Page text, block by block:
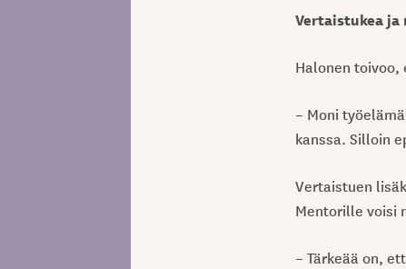
Vertaistukea
Halonen
– Moni
kanssa. Silloin
Vertaistuen
Mentorille voisi
– Tärkeää on,